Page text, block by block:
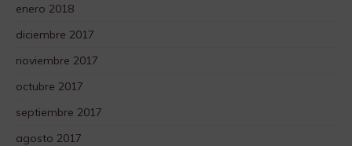
enero 2018
diciembre 2017
noviembre 2017
octubre 2017
septiembre 2017
agosto 2017